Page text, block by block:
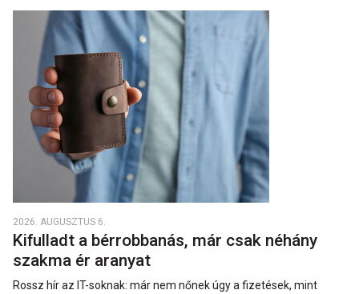
2026. AUGUSZTUS 6.
Kifulladt a bérrobbanás, már csak néhány
szakma ér aranyat
Rossz hír az IT-soknak: már nem nőnek úgy a fizetések, mint